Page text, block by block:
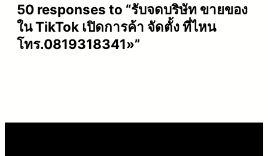
50 responses to “รับจดบริษัท ขายของ
ใน TikTok เปิดการค้า จัดตั้ง ที่ไหน
โทร.0819318341»”